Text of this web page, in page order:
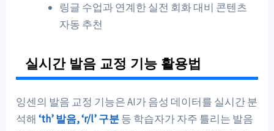
링글 수업과 연계한 실전 회화 대비 콘텐츠
자동 추천
실시간 발음 교정 기능 활용법
잉센의 발음 교정 기능은 AI가 음성 데이터를 실시간 분
석해‘th’ 발음, ‘r/l’ 구분등 학습자가 자주 틀리는 발음